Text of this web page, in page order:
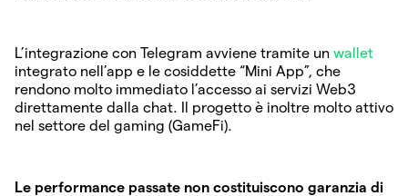
L’integrazione con Telegram avviene tramite un wallet
integrato nell’app e le cosiddette “Mini App”, che
rendono molto immediato l’accesso ai servizi Web3
direttamente dalla chat. Il progetto è inoltre molto attivo
nel settore del gaming (GameFi).
Le performance passate non costituiscono garanzia di